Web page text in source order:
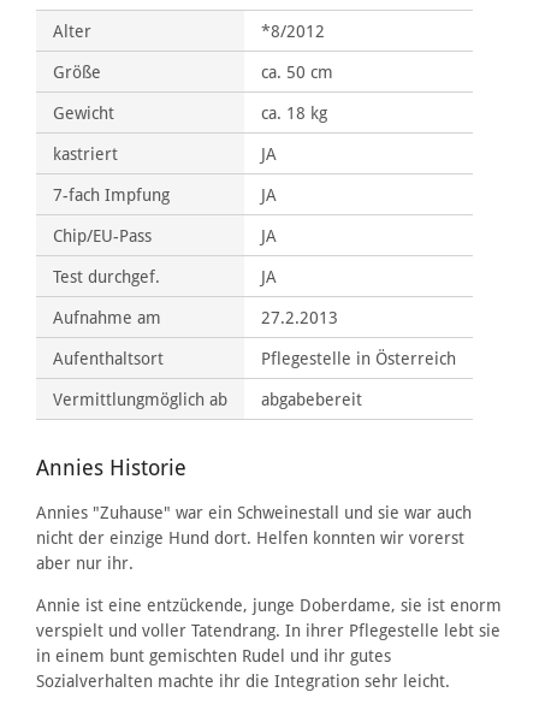
Alter
*8/2012
Größe
ca. 50 cm
Gewicht
ca. 18 kg
kastriert
JA
7-fach Impfung
JA
Chip/EU-Pass
JA
Test durchgef.
JA
Aufnahme am
27.2.2013
Aufenthaltsort
Pflegestelle in Österreich
Vermittlungmöglich ab
abgabebereit
Annies Historie
Annies "Zuhause" war ein Schweinestall und sie war auch
nicht der einzige Hund dort. Helfen konnten wir vorerst
aber nur ihr.
Annie ist eine entzückende, junge Doberdame, sie ist enorm
verspielt und voller Tatendrang. In ihrer Pflegestelle lebt sie
in einem bunt gemischten Rudel und ihr gutes
Sozialverhalten machte ihr die Integration sehr leicht.